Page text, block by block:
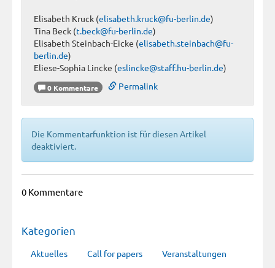
Elisabeth Kruck (elisabeth.kruck@fu-berlin.de)
Tina Beck (t.beck@fu-berlin.de)
Elisabeth Steinbach-Eicke (elisabeth.steinbach@fu-
berlin.de)
Eliese-Sophia Lincke (eslincke@staff.hu-berlin.de)
0 Kommentare Permalink
Die Kommentarfunktion ist für diesen Artikel
deaktiviert.
0 Kommentare
Kategorien
Aktuelles Call for papers Veranstaltungen